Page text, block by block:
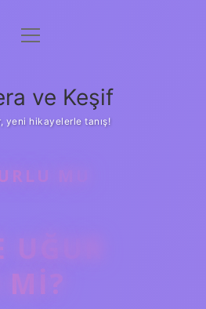
Anasayfa
Yasal Uyarı
menüyü
ve Keşif
yeni hikayelerle tanış!
MU
MI?